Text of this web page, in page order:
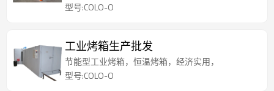
型号:COLO-O
工业烤箱生产批发
节能型工业烤箱，恒温烤箱，经济实用，
型号:COLO-O